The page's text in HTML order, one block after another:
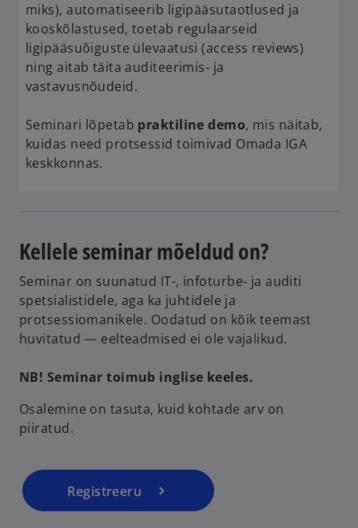
miks), automatiseerib ligipääsutaotlused ja
kooskõlastused, toetab regulaarseid
ligipääsuõiguste ülevaatusi (access reviews)
ning aitab täita auditeerimis- ja
vastavusnõudeid.
Seminari lõpetab praktiline demo, mis näitab,
kuidas need protsessid toimivad Omada IGA
keskkonnas.
Kellele seminar mõeldud on?
Seminar on suunatud IT-, infoturbe- ja auditi
spetsialistidele, aga ka juhtidele ja
protsessiomanikele. Oodatud on kõik teemast
huvitatud — eelteadmised ei ole vajalikud.
NB! Seminar toimub inglise keeles.
Osalemine on tasuta, kuid kohtade arv on
piiratud.
Registreeru
p
n
n
n